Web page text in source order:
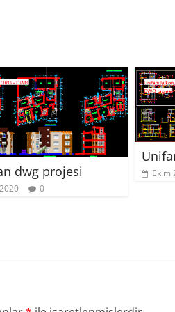
dwg projesi
0
Ekim